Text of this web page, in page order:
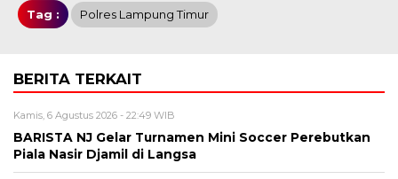
Tag : Polres Lampung Timur
BERITA TERKAIT
Kamis, 6 Agustus 2026 - 22:49 WIB
BARISTA NJ Gelar Turnamen Mini Soccer Perebutkan
Piala Nasir Djamil di Langsa